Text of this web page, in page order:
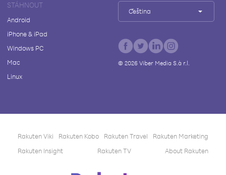
STÁHNOUT
Android
iPhone & iPad
Windows PC
Mac
Linux
Čeština
© 2026Viber Media S.à r.l.
Rakuten Viki Rakuten Kobo Rakuten Travel
Rakuten Marketing
Rakuten Insight
Rakuten TV About Rakuten